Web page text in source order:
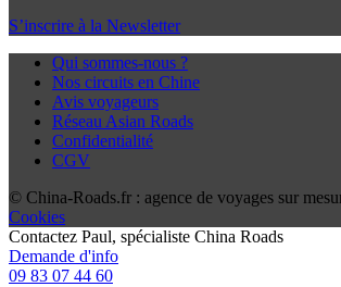
S’inscrire à la Newsletter
Qui sommes-nous ?
Nos circuits en Chine
Avis voyageurs
Réseau Asian Roads
Confidentialité
CGV
© China-Roads.fr : agence de voyages sur
Cookies
Contactez Paul, spécialiste China Roads
Demande d'info
09 83 07 44 60